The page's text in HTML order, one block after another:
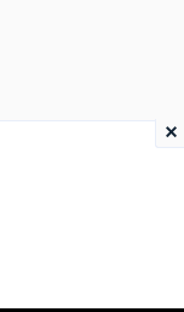
×